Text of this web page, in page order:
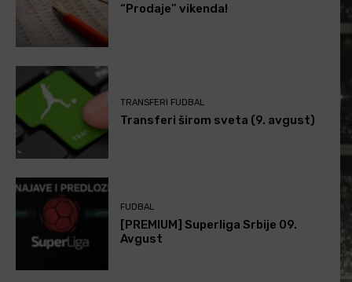
“Prodaje” vikenda!
TRANSFERI FUDBAL
Transferi širom sveta (9. avgust)
FUDBAL
[PREMIUM] Superliga Srbije 09.
Avgust